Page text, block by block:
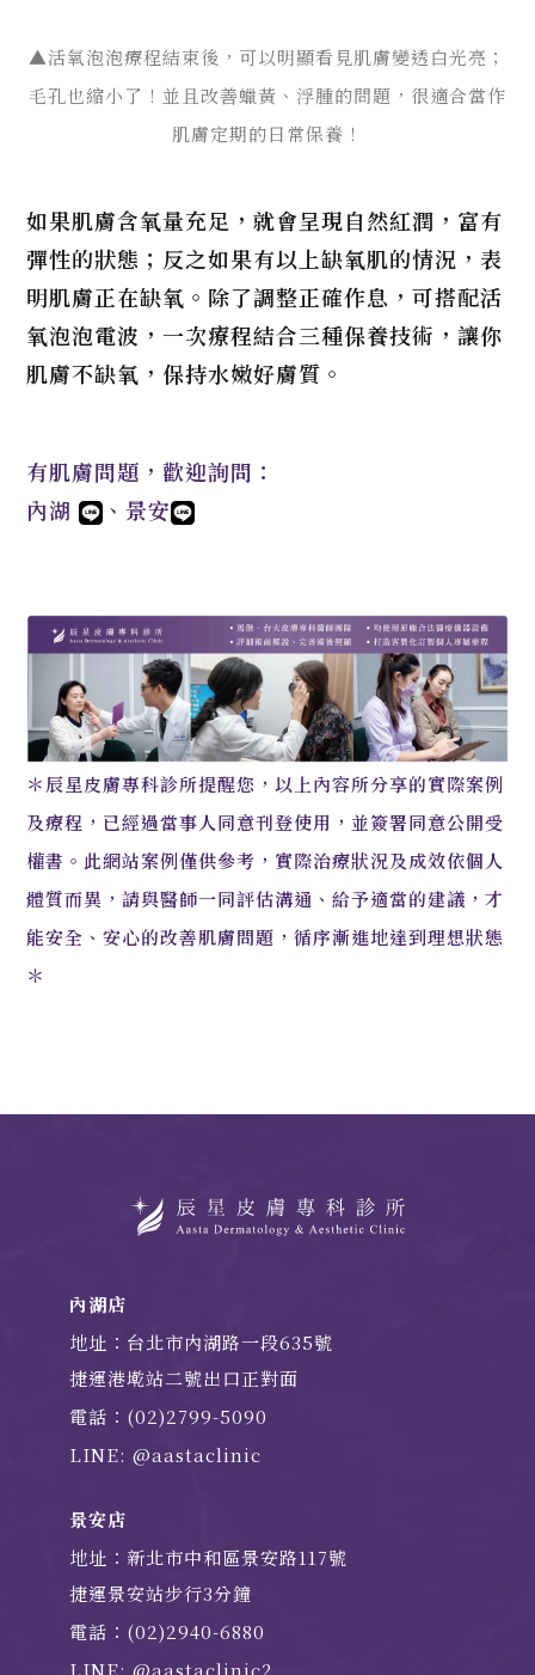
▲活氧泡泡療程結束後，可以明顯看見肌膚變透白光亮；
毛孔也縮小了！並且改善蠟黃、浮腫的問題，很適合當作
肌膚定期的日常保養！
如果肌膚含氧量充足，就會呈現自然紅潤，富有
彈性的狀態；反之如果有以上缺氧肌的情況，表
明肌膚正在缺氧。除了調整正確作息，可搭配活
氧泡泡電波，一次療程結合三種保養技術，讓你
肌膚不缺氧，保持水嫩好膚質。
有肌膚問題，歡迎詢問：
內湖
、景安
＊辰星皮膚專科診所提醒您，以上內容所分享的實際案例
及療程，已經過當事人同意刊登使用，並簽署同意公開受
權書。此網站案例僅供參考，實際治療狀況及成效依個人
體質而異，請與醫師一同評估溝通、給予適當的建議，才
能安全、安心的改善肌膚問題，循序漸進地達到理想狀態
＊
內湖店
地址：台北市內湖路一段635號
捷運港墘站二號出口正對面
電話：(02)2799-5090
LINE: @aastaclinic
景安店
地址：新北市中和區景安路117號
捷運景安站步行3分鐘
電話：(02)2940-6880
LINE: @aastaclinic2